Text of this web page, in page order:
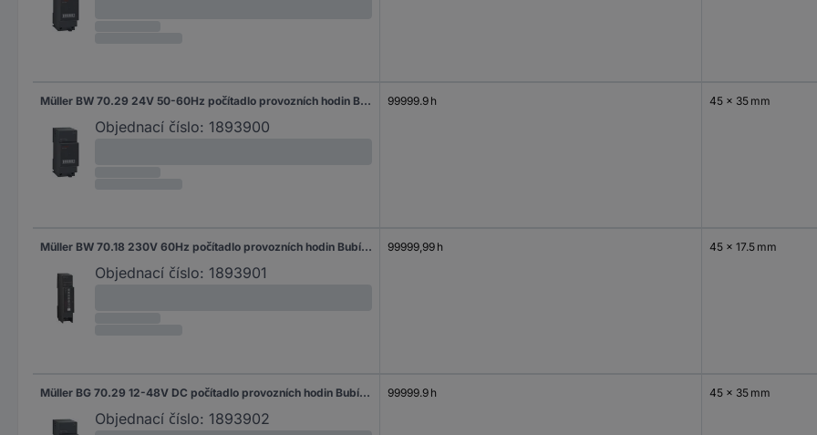
Müller BW 70.29 24V 50-60Hz počítadlo provozních hodin Bubínkové počítadlo
Objednací číslo: 1893900
99999.9 h 45 x 35 mm
Müller BW 70.18 230V 60Hz počítadlo provozních hodin Bubínkové počítadlo
Objednací číslo: 1893901
99999,99 h 45 x 17.5 mm
Müller BG 70.29 12-48V DC počítadlo provozních hodin Bubínkové počítadlo
Objednací číslo: 1893902
99999.9 h 45 x 35 mm